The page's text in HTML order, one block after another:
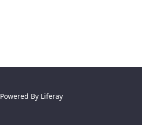
Powered By Liferay